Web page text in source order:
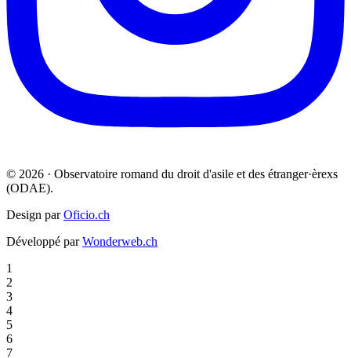
© 2026 · Observatoire romand du droit d'asile et des étranger·èrexs
(ODAE).
Design parOficio.ch
Développé parWonderweb.ch
1
2
3
4
5
6
7